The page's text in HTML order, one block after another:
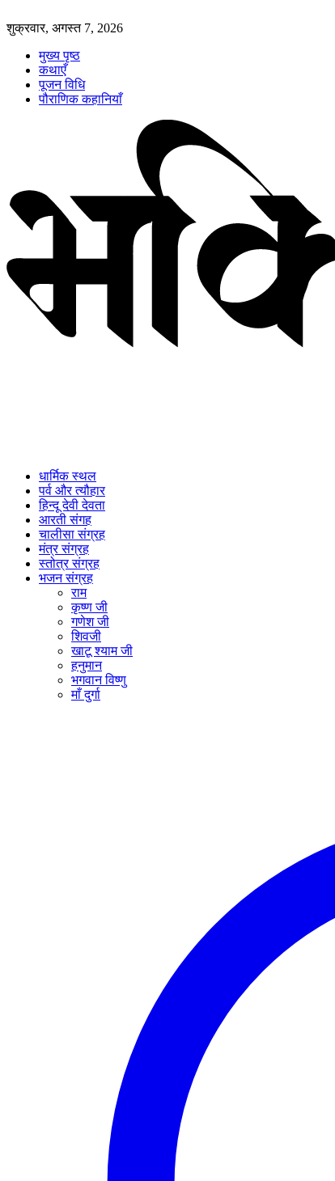
शुक्रवार, अगस्त 7, 2026
मुख्य पृष्ठ
कथाएँ
पूजन विधि
पौराणिक कहानियाँ
धार्मिक स्थल
पर्व और त्यौहार
हिन्दू देवी देवता
आरती संगह
चालीसा संग्रह
मंत्र संग्रह
स्तोत्र संग्रह
भजन संग्रह
राम
कृष्ण जी
गणेश जी
शिवजी
खाटू श्याम जी
हनुमान
भगवान विष्णु
माँ दुर्गा